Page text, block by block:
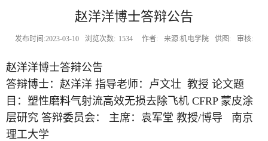
赵洋洋博士答辩公告
发布时间:2023-03-10 浏览次数: 1534 作者: 来源:机电学院 供图: 审核:
赵洋洋博士答辩公告
答辩博士：赵洋洋 指导老师：卢文壮 教授 论文题
目：塑性磨料气射流高效无损去除飞机 CFRP 蒙皮涂
层研究 答辩委员会： 主席：袁军堂 教授/博导 南京
理工大学